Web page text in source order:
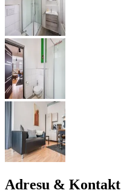
Adresu & Kontakt